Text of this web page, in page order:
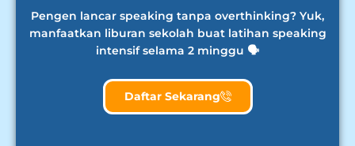
Pengen lancar speaking tanpa overthinking? Yuk,
manfaatkan liburan sekolah buat latihan speaking
intensif selama 2 minggu 🗣️
Daftar Sekarang